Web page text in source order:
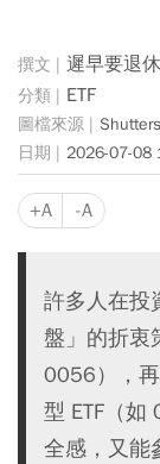
遲早要退休
ETF
2026-07-08
+A -A
許多人在投
盤」的折衷
0056），
型 ETF（
全感，又能